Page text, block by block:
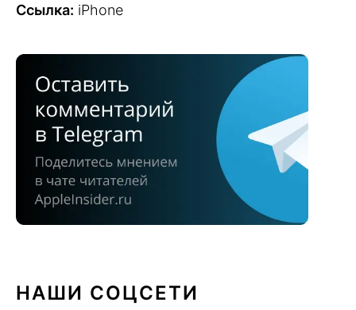
Ссылка: iPhone
НАШИ СОЦСЕТИ